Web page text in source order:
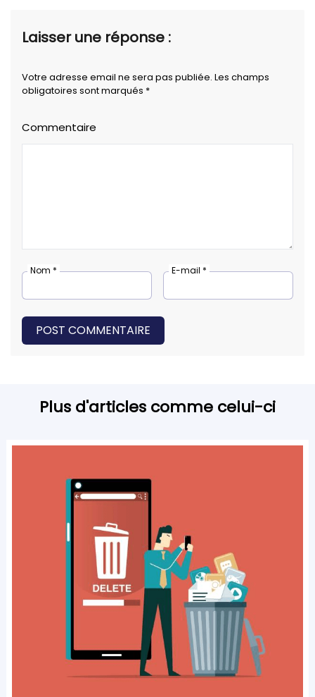
Laisser une réponse :
Votre adresse email ne sera pas publiée. Les champs
obligatoires sont marqués *
Commentaire
Nom * E-mail *
POST COMMENTAIRE
Plus d'articles comme celui-ci